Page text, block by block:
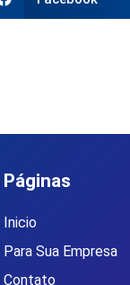
Páginas
Inicio
Para Sua Empresa
Contato